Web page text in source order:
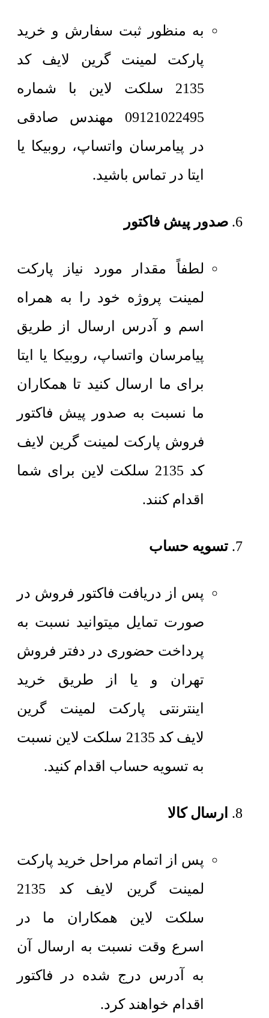
به منظور ثبت سفارش و خرید
پارکت لمینت گرین لایف کد
2135 سلکت لاین با شماره
09121022495 مهندس صادقی
در پیامرسان واتساپ، روبیکا یا
ایتا در تماس باشید.
صدور پیش فاکتور
لطفاً مقدار مورد نیاز پارکت
لمینت پروژه خود را به همراه
اسم و آدرس ارسال از طریق
پیامرسان واتساپ، روبیکا یا ایتا
برای ما ارسال کنید تا همکاران
ما نسبت به صدور پیش فاکتور
فروش پارکت لمینت گرین لایف
کد 2135 سلکت لاین برای شما
اقدام کنند.
تسویه حساب
پس از دریافت فاکتور فروش در
صورت تمایل میتوانید نسبت به
پرداخت حضوری در دفتر فروش
تهران و یا از طریق خرید
اینترنتی پارکت لمینت گرین
لایف کد 2135 سلکت لاین نسبت
به تسویه حساب اقدام کنید.
ارسال کالا
پس از اتمام مراحل خرید پارکت
لمینت گرین لایف کد 2135
سلکت لاین همکاران ما در
اسرع وقت نسبت به ارسال آن
به آدرس درج شده در فاکتور
اقدام خواهند کرد.